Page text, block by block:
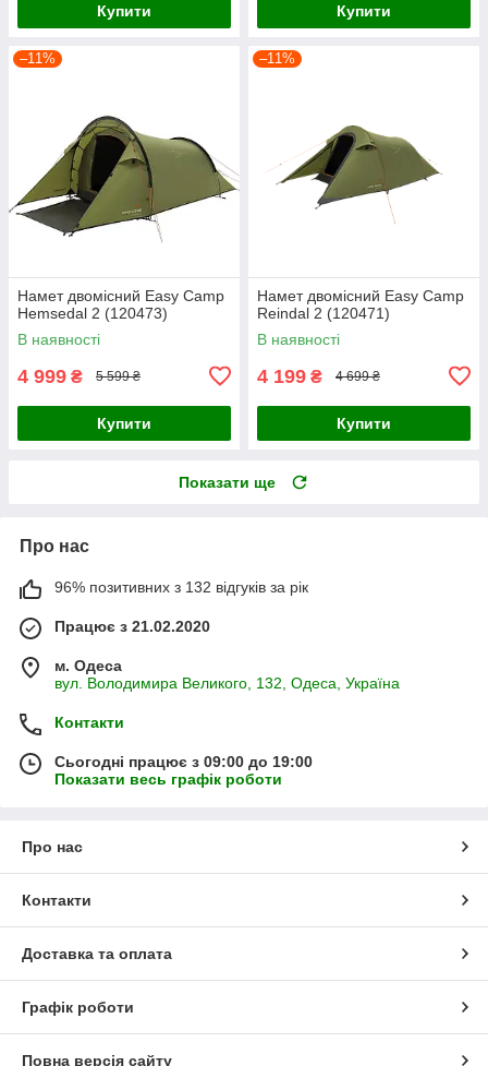
Купити Купити
–11%
Намет двомісний Easy Camp
Hemsedal 2 (120473)
В наявності
4 999 ₴ 5 599 ₴
Купити
–11%
Намет двомісний Easy Camp
Reindal 2 (120471)
В наявності
4 199 ₴ 4 699 ₴
Купити
Показати ще
Про нас
96% позитивних з 132 відгуків за рік
Працює з 21.02.2020
м. Одеса
вул. Володимира Великого, 132, Одеса, Україна
Контакти
Сьогодні працює з 09:00 до 19:00
Показати весь графік роботи
Про нас
Контакти
Доставка та оплата
Графік роботи
Повна версія сайту